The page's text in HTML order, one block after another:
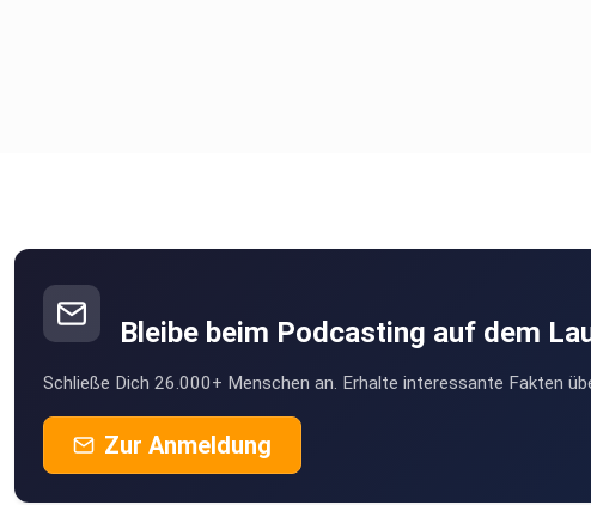
Bleibe beim Podcasting auf dem
Schließe Dich 26.000+ Menschen an. Erhalte interessante Fakten
Zur Anmeldung